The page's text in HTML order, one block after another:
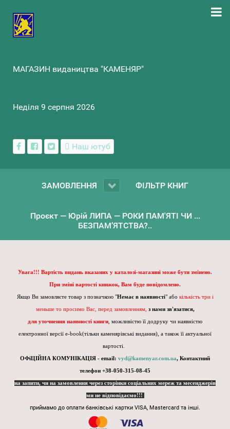
МАГАЗИН видаництва "КАМЕНЯР"
Неділя 9 серпня 2026
Наш ютуб
ЗАМОВЛЕННЯ ФІЛЬТР КНИГ
Проєкт — Юрій ЛИПА — РОКИ ПАМ'ЯТІ ЧИ ...
БЕЗПАМ’ЯТСТВА?..
Увага!!! Вартість видань вказаних у каталозі-магазині може бути змінено.
При зміні вартості книжок, Вам буде повідомлено.
Якщо Ви замовляєте товар з позначкою "Немає в наявності" або кількість три і
меньше то просимо Вас, перед замовленням, з нами зв'язатися,
для уточнення наявності книги , можливістю її додруку чи наявністю
електронної версії e-book(тільки каменярівські видання), а також її актуальної
вартості.
ОФіЦІЙНА КОМУНІКАЦІЯ - email: vyd@kamenyar.com.ua, Контактний
телефон +38-050-315-08-45
на запити, чи на замовлення через сторінки соціальних мереж та месенджерів
ми не відповідаємо!!!
приймамо до оплати банківські картки VISA, Mastercard та інші.